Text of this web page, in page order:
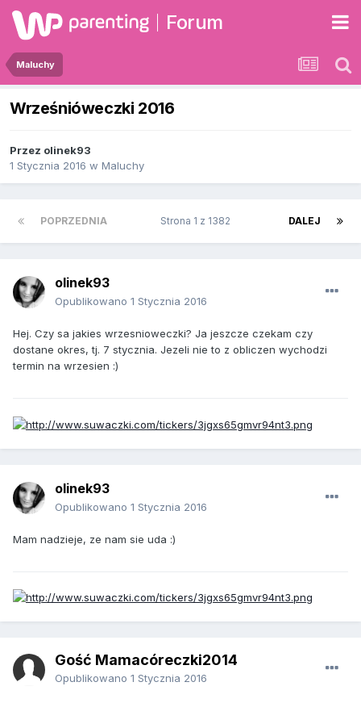
Forum
Maluchy
Wrześnióweczki 2016
Przez olinek93
1 Stycznia 2016 w Maluchy
POPRZEDNIA DALEJ
Strona 1 z 1382
olinek93
Opublikowano 1 Stycznia 2016
Hej. Czy sa jakies wrzesnioweczki? Ja jeszcze czekam czy
dostane okres, tj. 7 stycznia. Jezeli nie to z obliczen wychodzi
termin na wrzesien :)
olinek93
Opublikowano 1 Stycznia 2016
Mam nadzieje, ze nam sie uda :)
Gość Mamacóreczki2014
Opublikowano 1 Stycznia 2016